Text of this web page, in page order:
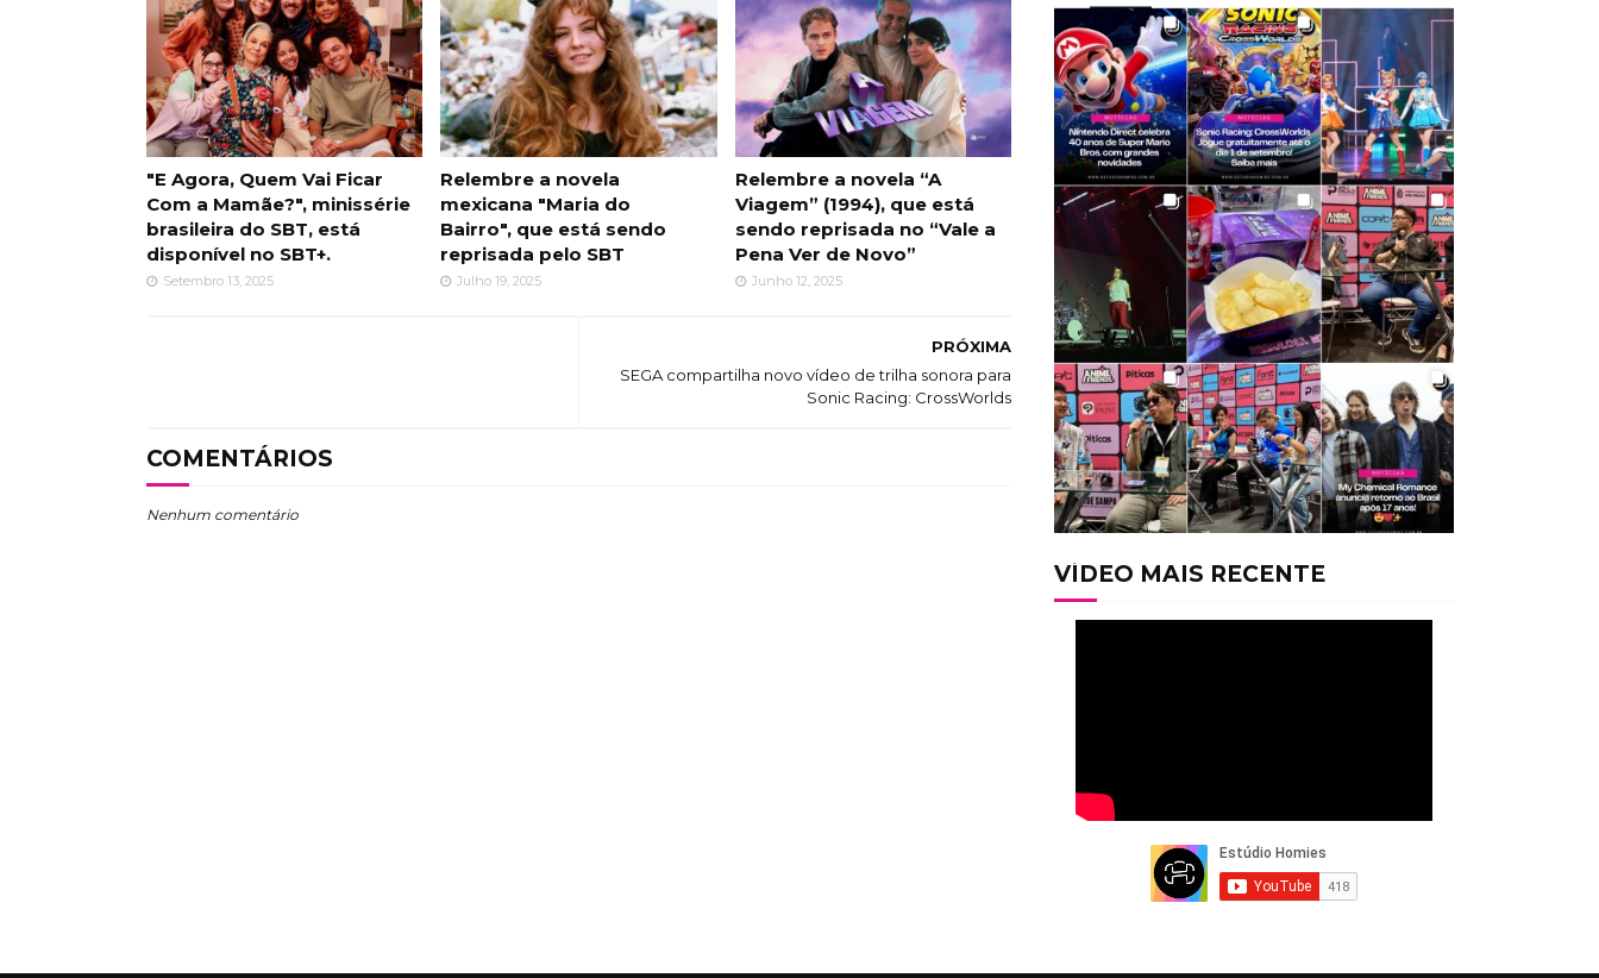
"E Agora, Quem Vai Ficar
Com a Mamãe?", minissérie
brasileira do SBT, está
disponível no SBT+.
Setembro 13, 2025
Relembre a novela
mexicana "Maria do
Bairro", que está sendo
reprisada pelo SBT
Julho 19, 2025
Relembre a novela “A
Viagem” (1994), que está
sendo reprisada no “Vale a
Pena Ver de Novo”
Junho 12, 2025
PRÓXIMA
SEGA compartilha novo vídeo de trilha sonora para
Sonic Racing: CrossWorlds
COMENTÁRIOS
Nenhum comentário
VÍDEO MAIS RECENTE